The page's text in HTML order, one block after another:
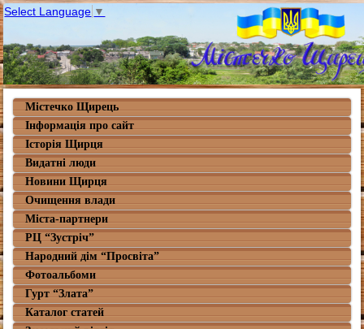
Select Language ▼
Містечко Щирець
Інформація про сайт
Історія Щирця
Видатні люди
Новини Щирця
Очищення влади
Міста-партнери
РЦ “Зустріч”
Народний дім “Просвіта”
Фотоальбоми
Гурт “Злата”
Каталог статей